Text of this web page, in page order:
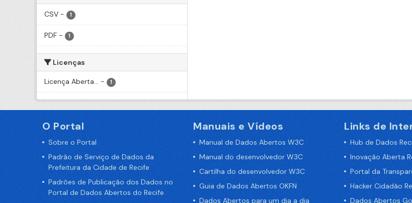
CSV - 1
PDF - 1
Licenças
Licença Aberta... - 1
O Portal
Sobre o Portal
Padrão de Serviço de Dados da
Prefeitura da Cidade de Recife
Padrões de Publicação dos Dados no
Portal de Dados Abertos do Recife
Manuais e Vídeos
Manual de Dados Abertos W3C
Manual do desenvolvedor W3C
Cartilha do desenvolvedor W3C
Guia de Dados Abertos OKFN
Dados Abertos para um dia a dia
Links de
Hub de Dados
Inovação Aberta
Portal da
Hacker Cidadão
Dados Abertos